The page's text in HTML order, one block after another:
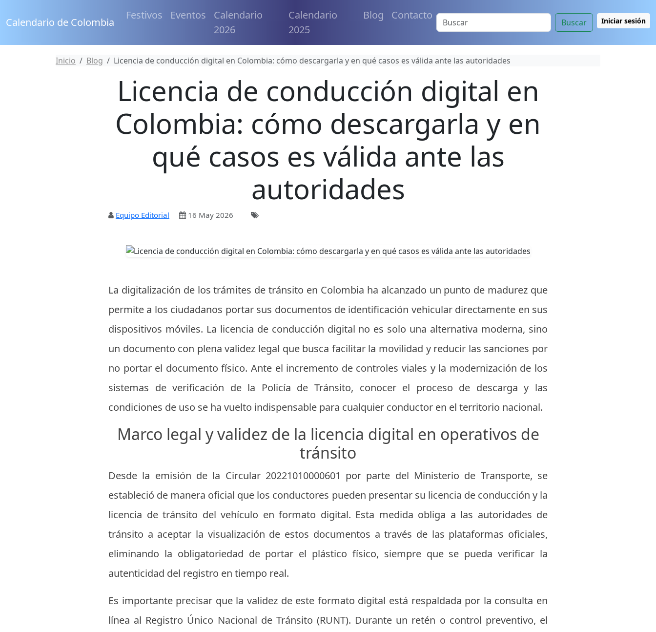
Calendario de Colombia
Festivos Eventos
Calendario
2026
Calendario
2025
Blog Contacto
Buscar Iniciar sesión
Inicio Blog Licencia de conducción digital en Colombia: cómo descargarla y en qué casos es válida ante las autoridades
Licencia de conducción digital en
Colombia: cómo descargarla y en
qué casos es válida ante las
autoridades
Equipo Editorial 16 May 2026
La digitalización de los trámites de tránsito en Colombia ha alcanzado un punto de madurez que
permite a los ciudadanos portar sus documentos de identificación vehicular directamente en sus
dispositivos móviles. La licencia de conducción digital no es solo una alternativa moderna, sino
un documento con plena validez legal que busca facilitar la movilidad y reducir las sanciones por
no portar el documento físico. Ante el incremento de controles viales y la modernización de los
sistemas de verificación de la Policía de Tránsito, conocer el proceso de descarga y las
condiciones de uso se ha vuelto indispensable para cualquier conductor en el territorio nacional.
Marco legal y validez de la licencia digital en operativos de
tránsito
Desde la emisión de la Circular 20221010000601 por parte del Ministerio de Transporte, se
estableció de manera oficial que los conductores pueden presentar su licencia de conducción y la
licencia de tránsito del vehículo en formato digital. Esta medida obliga a las autoridades de
tránsito a aceptar la visualización de estos documentos a través de las plataformas oficiales,
eliminando la obligatoriedad de portar el plástico físico, siempre que se pueda verificar la
autenticidad del registro en tiempo real.
Es importante precisar que la validez de este formato digital está respaldada por la consulta en
línea al Registro Único Nacional de Tránsito (RUNT). Durante un retén o control preventivo, el